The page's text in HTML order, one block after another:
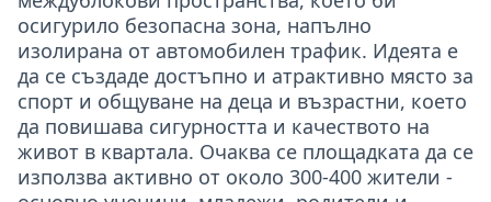
осигурило безопасна зона, напълно
изолирана от автомобилен трафик. Идеята е
да се създаде достъпно и атрактивно място за
спорт и общуване на деца и възрастни, което
да повишава сигурността и качеството на
живот в квартала. Очаква се площадката да се
използва активно от около 300-400 жители -